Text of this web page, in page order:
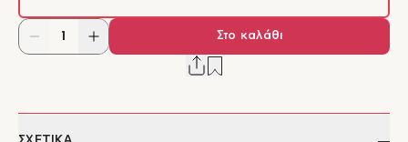
Στο καλάθι